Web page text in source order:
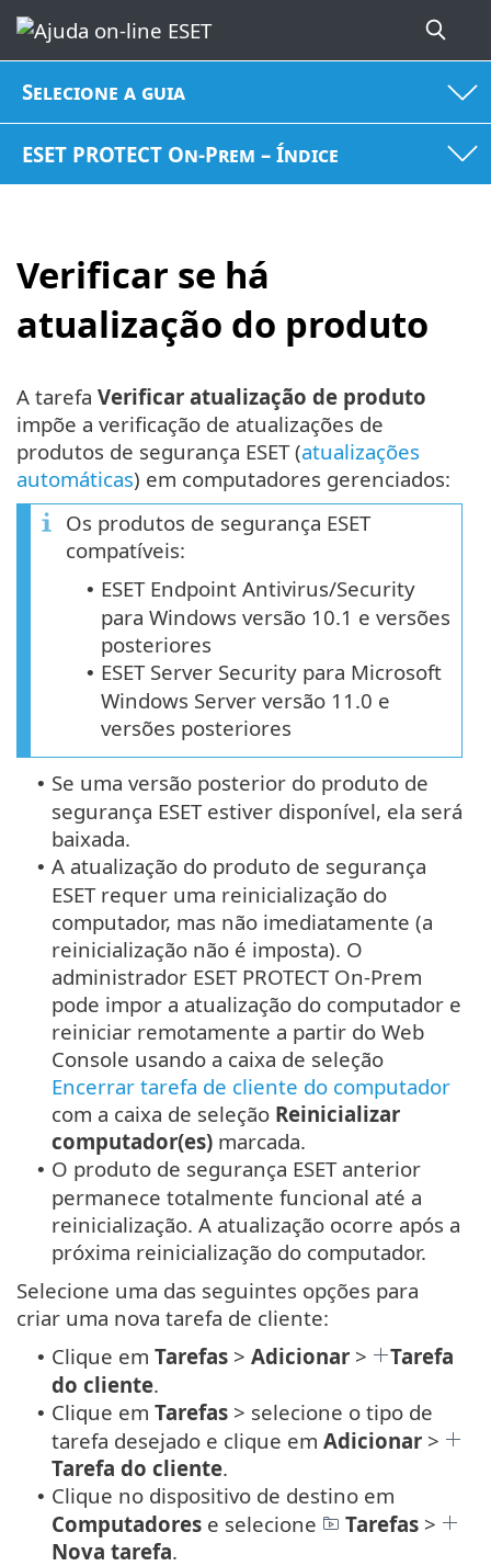
Selecione a guia
ESET PROTECT On-Prem – Índice
Verificar se há
atualização do produto
A tarefa Verificar atualização de produto
impõe a verificação de atualizações de
produtos de segurança ESET (atualizações
automáticas) em computadores gerenciados:
Os produtos de segurança ESET
compatíveis:
• ESET Endpoint Antivirus/Security
para Windows versão 10.1 e versões
posteriores
• ESET Server Security para Microsoft
Windows Server versão 11.0 e
versões posteriores
• Se uma versão posterior do produto de
segurança ESET estiver disponível, ela será
baixada.
• A atualização do produto de segurança
ESET requer uma reinicialização do
computador, mas não imediatamente (a
reinicialização não é imposta). O
administrador ESET PROTECT On-Prem
pode impor a atualização do computador e
reiniciar remotamente a partir do Web
Console usando a caixa de seleção
Encerrar tarefa de cliente do computador
com a caixa de seleção Reinicializar
computador(es) marcada.
• O produto de segurança ESET anterior
permanece totalmente funcional até a
reinicialização. A atualização ocorre após a
próxima reinicialização do computador.
Selecione uma das seguintes opções para
criar uma nova tarefa de cliente:
• Clique em Tarefas > Adicionar >
Tarefa
do cliente.
• Clique em Tarefas > selecione o tipo de
tarefa desejado e clique em Adicionar >
Tarefa do cliente.
• Clique no dispositivo de destino em
Computadores e selecione Tarefas >
Nova tarefa.